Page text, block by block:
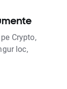
Crypto,
loc,